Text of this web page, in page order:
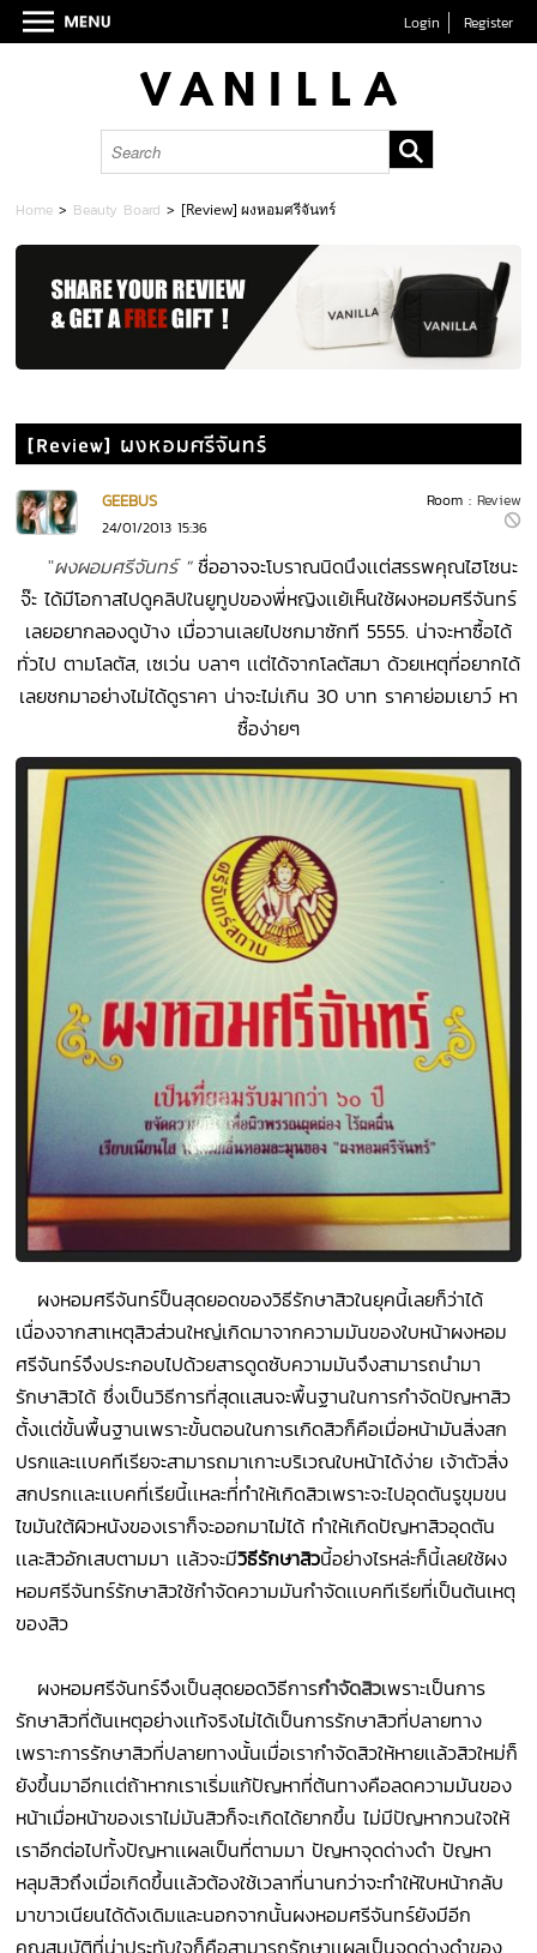
Login Register
Home > Beauty Board > [Review] ผงหอมศรีจันทร์
[Review] ผงหอมศรีจันทร์
Room : Review
GEEBUS
24/01/2013 15:36
"ผงผอมศรีจันทร์ "ชื่ออาจจะโบราณนิดนึงเเต่สรรพคุณไฮโซนะ
จ๊ะ ได้มีโอกาสไปดูคลิปในยูทูปของพี่หญิงเเย้เห็นใช้ผงหอมศรีจันทร์
เลยอยากลองดูบ้าง เมื่อวานเลยไปชกมาซักที 5555. น่าจะหาซื้อได้
ทั่วไป ตามโลตัส, เซเว่น บลาๆ เเต่ได้จากโลตัสมา ด้วยเหตุที่อยากได้
เลยชกมาอย่างไม่ได้ดูราคา น่าจะไม่เกิน 30 บาท ราคาย่อมเยาว์ หา
ซื้อง่ายๆ
ผงหอมศรีจันทร์ป็นสุดยอดของวิธีรักษาสิวในยุคนี้เลยก็ว่าได้
เนื่องจากสาเหตุสิวส่วนใหญ่เกิดมาจากความมันของใบหน้าผงหอม
ศรีจันทร์จึงประกอบไปด้วยสารดูดซับความมันจึงสามารถนำมา
รักษาสิวได้ ซึ่งเป็นวิธีการที่สุดเเสนจะพื้นฐานในการกำจัดปัญหาสิว
ตั้งเเต่ขั้นพื้นฐานเพราะขั้นตอนในการเกิดสิวก็คือเมื่อหน้ามันสิ่งสก
ปรกและเเบคทีเรียจะสามารถมาเกาะบริเวณใบหน้าได้ง่าย เจ้าตัวสิ่ง
สกปรกเเละเเบคที่เรียนี้เเหละที่่ทำให้เกิดสิวเพราะจะไปอุดตันรูขุมขน
ไขมันใต้ผิวหนังของเราก็จะออกมาไม่ได้ ทำให้เกิดปัญหาสิวอุดตัน
เเละสิวอักเสบตามมา เเล้วจะมีวิธีรักษาสิวนี้อย่างไรหล่ะก็นี้เลยใช้ผง
หอมศรีจันทร์รักษาสิวใช้กำจัดความมันกำจัดเเบคทีเรียที่เป็นต้นเหตุ
ของสิว
ผงหอมศรีจันทร์จึงเป็นสุดยอดวิธีการกำจัดสิวเพราะเป็นการ
รักษาสิวที่ต้นเหตุอย่างเเท้จริงไม่ได้เป็นการรักษาสิวที่ปลายทาง
เพราะการรักษาสิวที่ปลายทางนั้นเมื่อเรากำจัดสิวให้หายเเล้วสิวใหม่ก็
ยังขึ้นมาอีกเเต่ถ้าหากเราเริ่มแก้ปัญหาที่ต้นทางคือลดความมันของ
หน้าเมื่อหน้าของเราไม่มันสิวก็จะเกิดได้ยากขึ้น ไม่มีปัญหากวนใจให้
เราอีกต่อไปทั้งปัญหาเเผลเป็นที่ตามมา ปัญหาจุดด่างดำ ปัญหา
หลุมสิวถึงเมื่อเกิดขึ้นเเล้วต้องใช้เวลาที่นานกว่าจะทำให้ใบหน้ากลับ
มาขาวเนียนได้ดังเดิมและนอกจากนั้นผงหอมศรีจันทร์ยังมีอีก